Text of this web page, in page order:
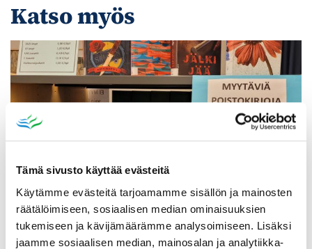
Tämä sivusto käyttää evästeitä
Käytämme evästeitä tarjoamamme sisällön ja mainosten
räätälöimiseen, sosiaalisen median ominaisuuksien
tukemiseen ja kävijämäärämme analysoimiseen. Lisäksi
jaamme sosiaalisen median, mainosalan ja analytiikka-
Katso myös
Poistomyynti kirjaston aukioloaikana